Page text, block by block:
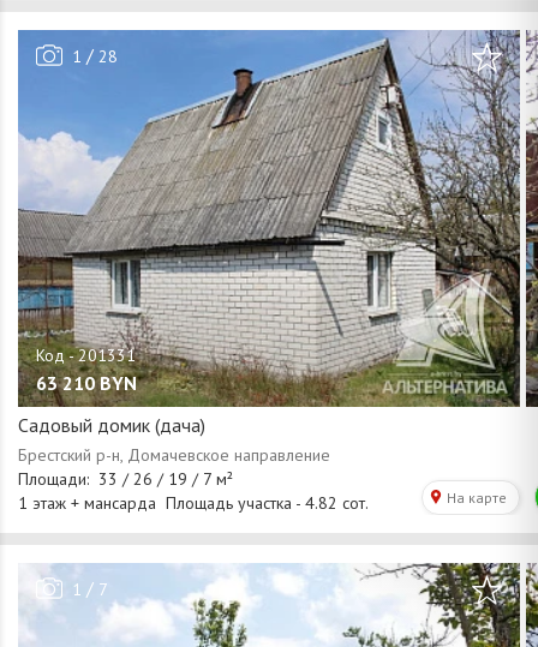
1 / 28
63 210 BYN
Садовый домик (дача)
1 / 7